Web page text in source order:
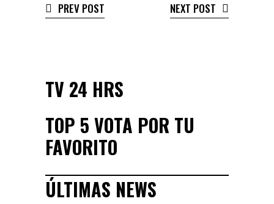
PREV POST NEXT POST
TV 24 HRS
TOP 5 VOTA POR TU
FAVORITO
ÚLTIMAS NEWS